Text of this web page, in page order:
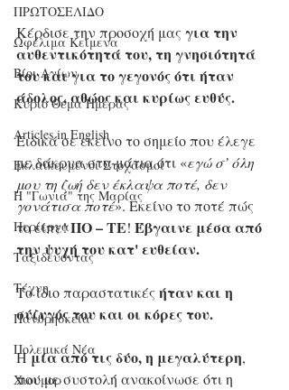
ΠΡΩΤΟΣΕΛΙΔΟ
Ωφέλιμα Κείμενα
Βίοι Αγίων
Κύριο Θέμα Ημέρας
Articles in English
Εκλαϊκευμένοι Στοχασμοί
Η "Γωνιά" της Μαρίας
Περίεργα
Ταξιδεύοντας
Τέχνη
Πανθρησκεία
Πολεμικά Νέα
Χιούμορ
Κέρδισε την προσοχή μας για την
αυθεντικότητά του, τη γνησιότητά
του και για το γεγονός ότι ήταν
άδολος, αθώος και κυρίως ευθύς.
Ειδικά σε εκείνο το σημείο που έλεγε
με δάκρυα στα μάτια ότι «εγώ σ’ όλη
μου τη ζωή δεν έκλαψα ποτέ, δεν
γονάτισα ποτέ». Εκείνο το ποτέ πώς
το είπε! ΠΟ – ΤΕ! Έβγαινε μέσα από
την ψυχή του κατ' ευθείαν.
Το ίδιο παραστατικές ήταν και η
σύζυγός του και οι κόρες του.
Η μία από τις δύο, η μεγαλύτερη,
που με συστολή ανακοίνωσε ότι η